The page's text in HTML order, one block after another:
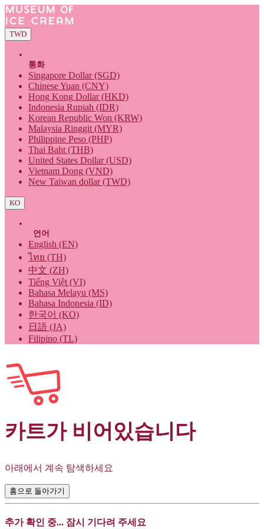
TWD
통화
Singapore Dollar (SGD)
Chinese Yuan (CNY)
Hong Kong Dollar (HKD)
Indonesia Rupiah (IDR)
Korean Republic Won (KRW)
Malaysia Ringgit (MYR)
Philippine Peso (PHP)
Thai Baht (THB)
United States Dollar (USD)
Vietnam Dong (VND)
New Taiwan dollar (TWD)
KO
언어
English (EN)
ไทย (TH)
中文 (ZH)
Tiếng Việt (VI)
Bahasa Melayu (MS)
Bahasa Indonesia (ID)
한국어 (KO)
日語 (JA)
Filipino (TL)
카트가 비어있습니다
아래에서 계속 탐색하세요
홈으로 돌아가기
추가 확인 중... 잠시 기다려 주세요